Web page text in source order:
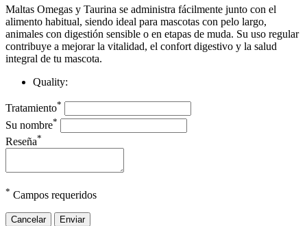
Maltas Omegas y Taurina se administra fácilmente junto con el
alimento habitual, siendo ideal para mascotas con pelo largo,
animales con digestión sensible o en etapas de muda. Su uso regular
contribuye a mejorar la vitalidad, el confort digestivo y la salud
integral de tu mascota.
Quality:
Tratamiento*
Su nombre*
Reseña*
* Campos requeridos
Cancelar Enviar